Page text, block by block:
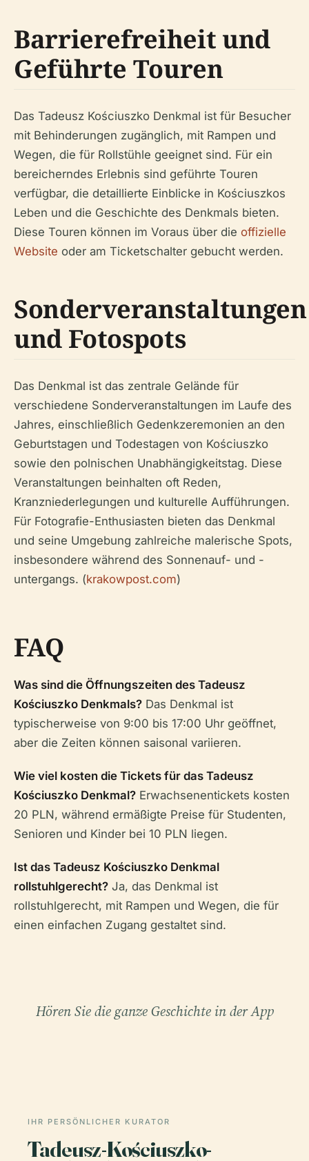
Barrierefreiheit und
Geführte Touren
Das Tadeusz Kościuszko Denkmal ist für Besucher
mit Behinderungen zugänglich, mit Rampen und
Wegen, die für Rollstühle geeignet sind. Für ein
bereicherndes Erlebnis sind geführte Touren
verfügbar, die detaillierte Einblicke in Kościuszkos
Leben und die Geschichte des Denkmals bieten.
Diese Touren können im Voraus über die offizielle
Website oder am Ticketschalter gebucht werden.
Sonderveranstaltungen
und Fotospots
Das Denkmal ist das zentrale Gelände für
verschiedene Sonderveranstaltungen im Laufe des
Jahres, einschließlich Gedenkzeremonien an den
Geburtstagen und Todestagen von Kościuszko
sowie den polnischen Unabhängigkeitstag. Diese
Veranstaltungen beinhalten oft Reden,
Kranzniederlegungen und kulturelle Aufführungen.
Für Fotografie-Enthusiasten bieten das Denkmal
und seine Umgebung zahlreiche malerische Spots,
insbesondere während des Sonnenauf- und -
untergangs. (krakowpost.com)
FAQ
Was sind die Öffnungszeiten des Tadeusz
Kościuszko Denkmals? Das Denkmal ist
typischerweise von 9:00 bis 17:00 Uhr geöffnet,
aber die Zeiten können saisonal variieren.
Wie viel kosten die Tickets für das Tadeusz
Kościuszko Denkmal? Erwachsenentickets kosten
20 PLN, während ermäßigte Preise für Studenten,
Senioren und Kinder bei 10 PLN liegen.
Ist das Tadeusz Kościuszko Denkmal
rollstuhlgerecht? Ja, das Denkmal ist
rollstuhlgerecht, mit Rampen und Wegen, die für
einen einfachen Zugang gestaltet sind.
Hören Sie die ganze Geschichte in der App
IHR PERSÖNLICHER KURATOR
Tadeusz-Kościuszko-